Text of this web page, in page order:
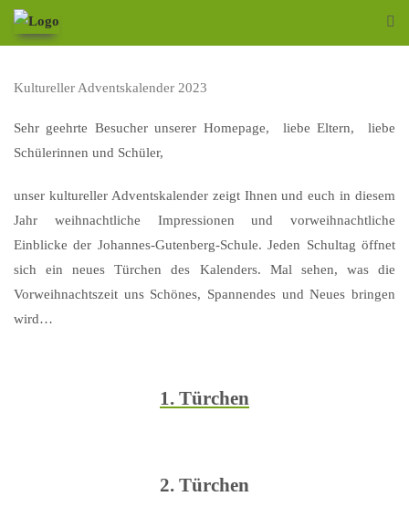
Kultureller Adventskalender 2023
Sehr geehrte Besucher unserer Homepage, liebe Eltern, liebe
Schülerinnen und Schüler,
unser kultureller Adventskalender zeigt Ihnen und euch in diesem
Jahr weihnachtliche Impressionen und vorweihnachtliche
Einblicke der Johannes-Gutenberg-Schule. Jeden Schultag öffnet
sich ein neues Türchen des Kalenders. Mal sehen, was die
Vorweihnachtszeit uns Schönes, Spannendes und Neues bringen
wird…
1. Türchen
2. Türchen